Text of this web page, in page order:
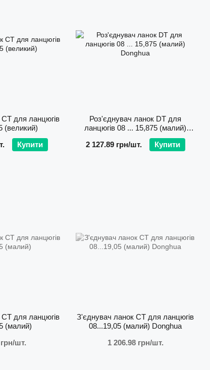
для ланцюгів
(великий)
Купити
Роз'єднувач ланок DТ для
ланцюгів 08 ... 15,875 (малий)
Donghua
2 127.89 грн/шт.
Купити
для ланцюгів
(малий)
шт.
З'єднувач ланок СТ для ланцюгів
08...19,05 (малий) Donghua
1 206.98 грн/шт.